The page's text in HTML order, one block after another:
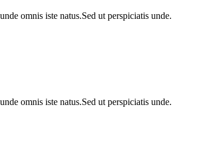
omnis iste natus.Sed ut perspiciatis unde.
omnis iste natus.Sed ut perspiciatis unde.